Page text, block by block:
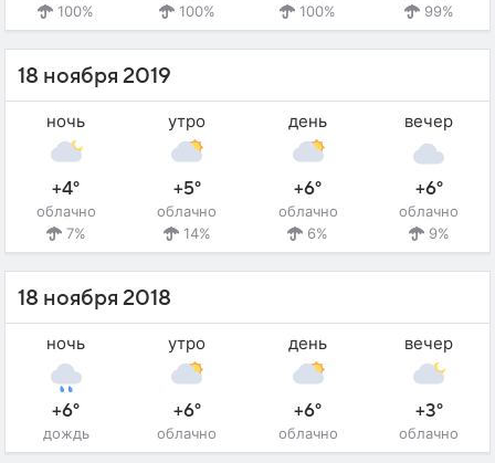
100%
100%
100%
99%
18 ноября 2019
ночь
+4°
облачно
7%
утро
+5°
облачно
14%
день
+6°
облачно
6%
вечер
+6°
облачно
9%
18 ноября 2018
ночь
+6°
дождь
утро
+6°
облачно
день
+6°
облачно
вечер
+3°
облачно